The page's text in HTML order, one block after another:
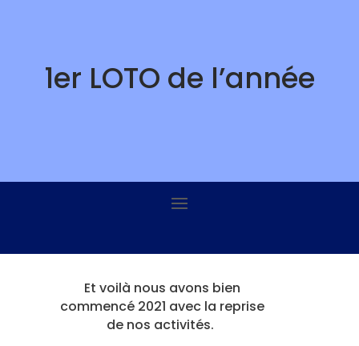
1er LOTO de l’année
Et voilà nous avons bien
commencé 2021 avec la reprise
de nos activités.